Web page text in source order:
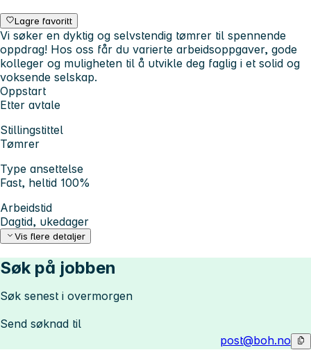
Lagre favoritt
Vi søker en dyktig og selvstendig tømrer til spennende
oppdrag! Hos oss får du varierte arbeidsoppgaver, gode
kolleger og muligheten til å utvikle deg faglig i et solid og
voksende selskap.
Oppstart
Etter avtale
Stillingstittel
Tømrer
Type ansettelse
Fast, heltid 100%
Arbeidstid
Dagtid, ukedager
Vis flere detaljer
Søk på jobben
Søk senest i overmorgen
Send søknad til
post@boh.no